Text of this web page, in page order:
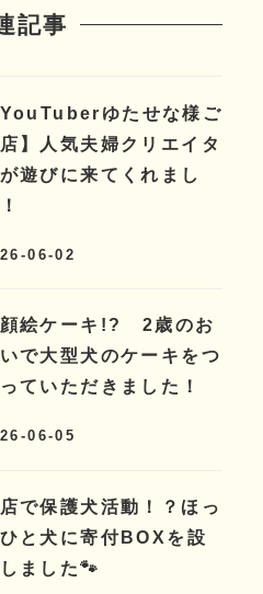
記事
YouTuberゆたせな様ご
】人気夫婦クリエイタ
遊びに来てくれまし
06-02
絵ケーキ!? 2歳のお
で大型犬のケーキをつ
ていただきました！
06-05
で保護犬活動！？ほっ
と犬に寄付BOXを設
ました🐾